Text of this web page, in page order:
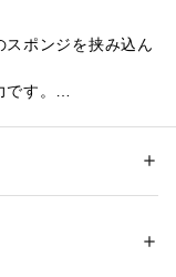
スポンジを挟み込ん
す。
ざまなシーンで活躍
スタイルもおすす
イロン仕上げ可、ドラ